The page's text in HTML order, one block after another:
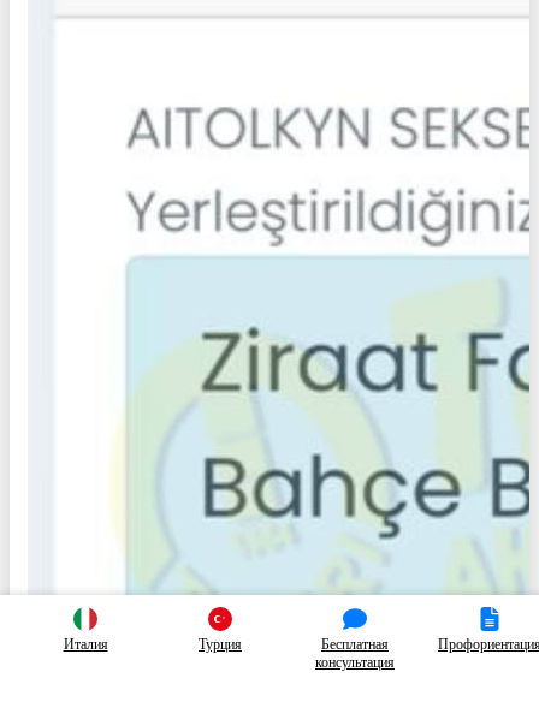
Италия Турция
Бесплатная
консультация